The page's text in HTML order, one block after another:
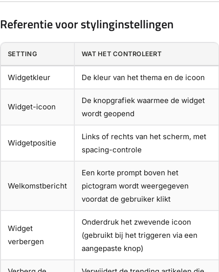
Referentie voor stylinginstellingen
SETTING WAT HET CONTROLEERT
Widgetkleur De kleur van het thema en de icoon
Widget-icoon
De knopgrafiek waarmee de widget
wordt geopend
Widgetpositie
Links of rechts van het scherm, met
spacing-controle
Welkomstbericht
Een korte prompt boven het
pictogram wordt weergegeven
voordat de gebruiker klikt
Widget
verbergen
Onderdruk het zwevende icoon
(gebruikt bij het triggeren via een
aangepaste knop)